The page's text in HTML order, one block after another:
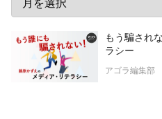
もう騙され
ラシー
アゴラ編集部